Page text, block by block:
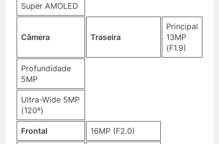
Super AMOLED
Câmera Traseira
Principal
13MP
(F1.9)
Profundidade
5MP
Ultra-Wide 5MP
(120º)
Frontal 16MP (F2.0)